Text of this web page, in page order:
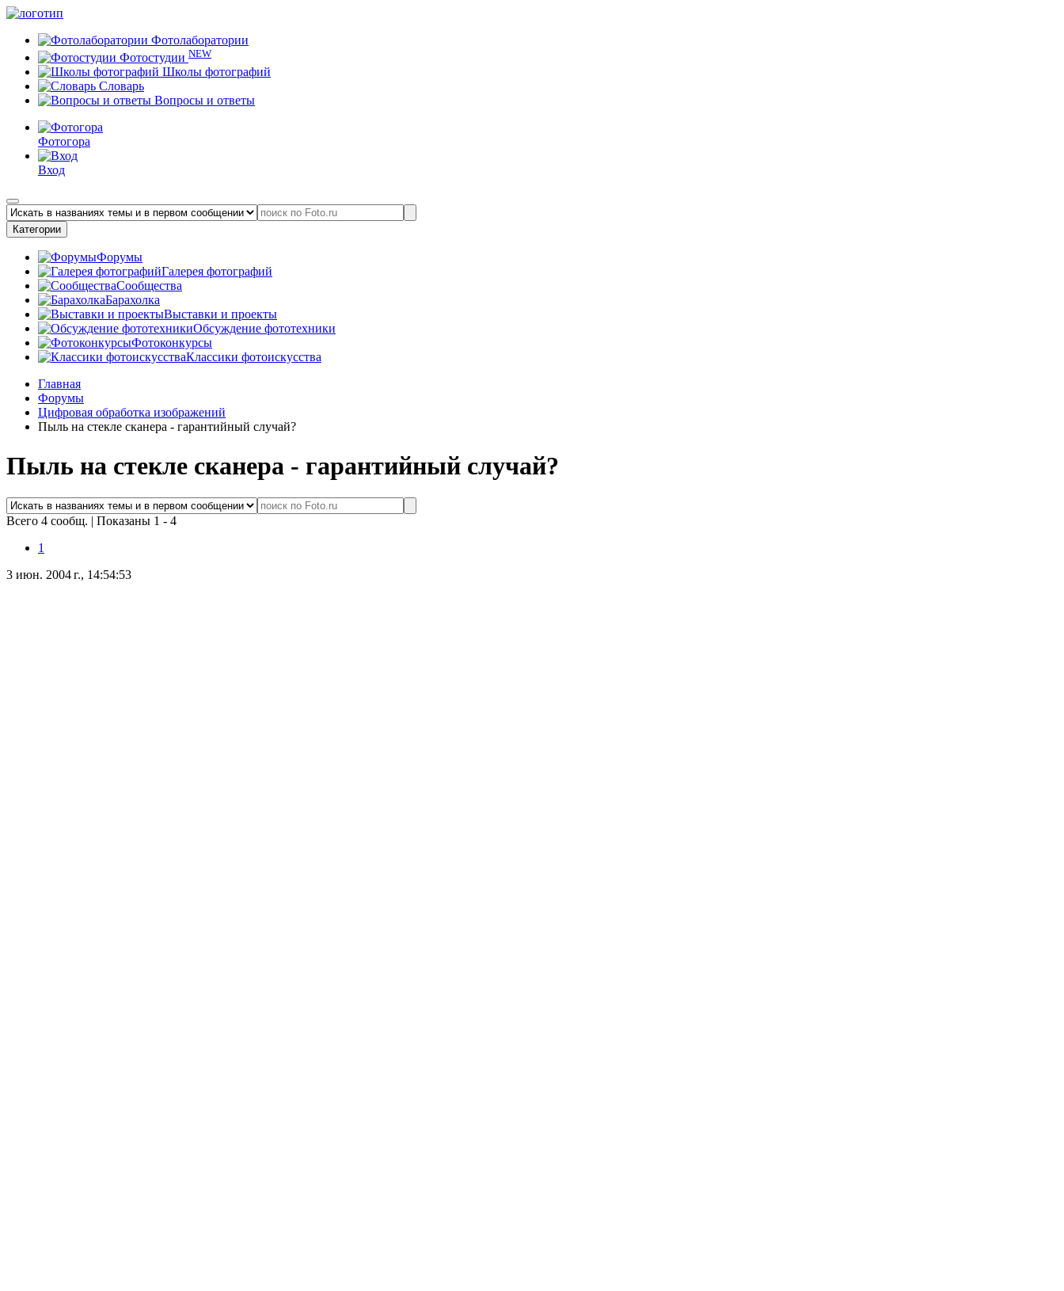
Фотолаборатории
Фотостудии NEW
Школы фотографий
Словарь
Вопросы и ответы
Фотогора
Вход
Категории
Форумы
Галерея фотографий
Сообщества
Барахолка
Выставки и проекты
Обсуждение фототехники
Фотоконкурсы
Классики фотоискусства
Главная
Форумы
Цифровая обработка изображений
Пыль на стекле сканера - гарантийный случай?
Пыль на стекле сканера - гарантийный случай?
Всего 4 сообщ. | Показаны 1 - 4
1
3 июн. 2004 г., 14:54:53